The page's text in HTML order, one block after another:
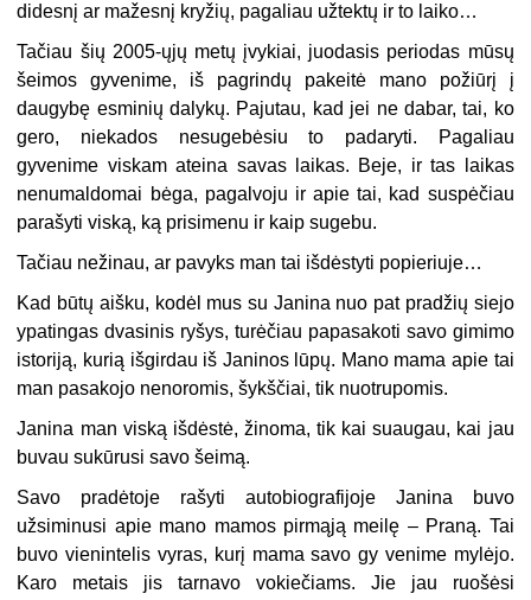
didesnį ar mažesnį kryžių, pagaliau užtektų ir to laiko…
Tačiau šių 2005-ųjų metų įvykiai, juodasis periodas mūsų
šeimos gyvenime, iš pagrindų pakeitė mano požiūrį į
daugybę esminių dalykų. Pajutau, kad jei ne dabar, tai, ko
gero, niekados nesugebėsiu to padaryti. Pagaliau
gyvenime viskam ateina savas laikas. Beje, ir tas laikas
nenumaldomai bėga, pagalvoju ir apie tai, kad suspėčiau
parašyti viską, ką prisimenu ir kaip sugebu.
Tačiau nežinau, ar pavyks man tai išdėstyti popieriuje…
Kad būtų aišku, kodėl mus su Janina nuo pat pradžių siejo
ypatingas dvasinis ryšys, turėčiau papasakoti savo gimimo
istoriją, kurią išgirdau iš Janinos lūpų. Mano mama apie tai
man pasakojo nenoromis, šykščiai, tik nuotrupomis.
Janina man viską išdėstė, žinoma, tik kai suaugau, kai jau
buvau sukūrusi savo šeimą.
Savo pradėtoje rašyti autobiografijoje Janina buvo
užsiminusi apie mano mamos pirmąją meilę – Praną. Tai
buvo vienintelis vyras, kurį mama savo gy venime mylėjo.
Karo metais jis tarnavo vokiečiams. Jie jau ruošėsi